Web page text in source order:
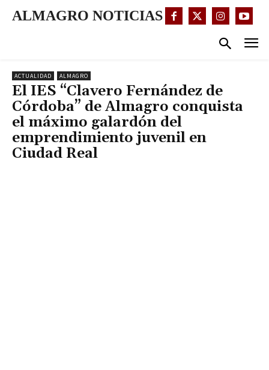
ALMAGRO NOTICIAS
ACTUALIDAD ALMAGRO
El IES “Clavero Fernández de
Córdoba” de Almagro conquista
el máximo galardón del
emprendimiento juvenil en
Ciudad Real